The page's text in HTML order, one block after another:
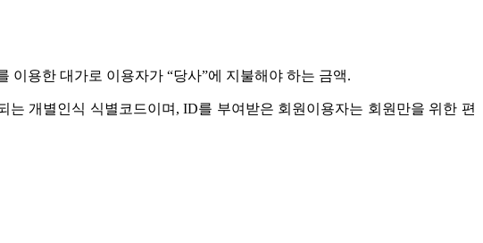
이용한 대가로 이용자가 “당사”에 지불해야 하는 금액.
개별인식 식별코드이며, ID를 부여받은 회원이용자는 회원만을 위한 편